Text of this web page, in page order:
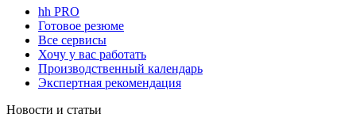
hh PRO
Готовое резюме
Все сервисы
Хочу у вас работать
Производственный календарь
Экспертная рекомендация
Новости и статьи